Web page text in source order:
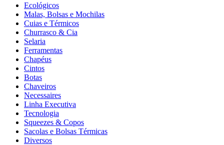
Ecológicos
Malas, Bolsas e Mochilas
Cuias e Térmicos
Churrasco & Cia
Selaria
Ferramentas
Chapéus
Cintos
Botas
Chaveiros
Necessaires
Linha Executiva
Tecnologia
Squeezes & Copos
Sacolas e Bolsas Térmicas
Diversos